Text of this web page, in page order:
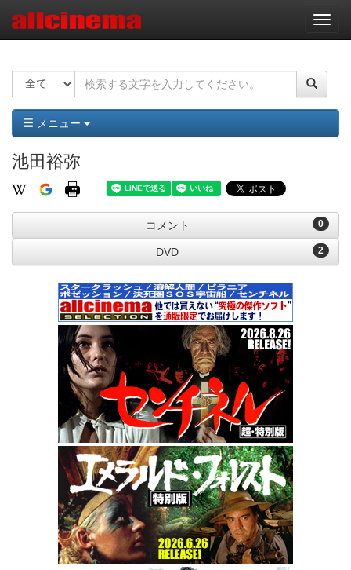
ナ
ビ
ー
ョ
ン
メニュー
池田裕弥
0
コメント
2
DVD